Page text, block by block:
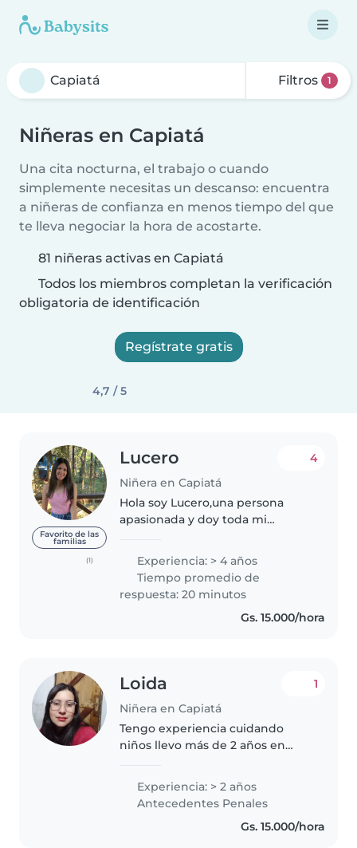
Filtros 1
Niñeras en Capiatá
Una cita nocturna, el trabajo o cuando
simplemente necesitas un descanso: encuentra
a niñeras de confianza en menos tiempo del que
te lleva negociar la hora de acostarte.
81 niñeras activas en Capiatá
Todos los miembros completan la verificación
obligatoria de identificación
Regístrate gratis
4,7 / 5
Favorito de las
familias
(1)
Lucero
Niñera en Capiatá
4
Hola soy Lucero,una persona
apasionada y doy toda mi
niños.Me considero una persona
responsable ,cariñosa ,paciente
con capacidad para conectar con
las..
Experiencia: > 4 años
Tiempo promedio de
respuesta: 20 minutos
Gs. 15.000/hora
Loida
Niñera en Capiatá
1
Tengo experiencia cuidando
niños llevo más de 2 años en
Experiencia: > 2 años
Antecedentes Penales
Gs. 15.000/hora